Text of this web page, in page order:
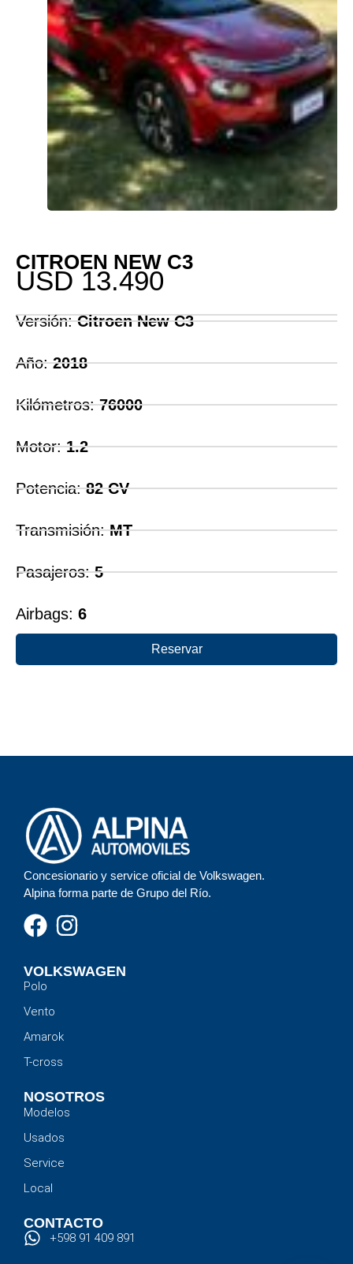
CITROEN NEW C3
USD 13.490
Versión:Citroen New C3
Año:2018
Kilómetros:76000
Motor:1.2
Potencia:82 CV
Transmisión:MT
Pasajeros:5
Airbags: 6
Reservar
Concesionario y service oficial de Volkswagen.
Alpina forma parte de Grupo del Río.
VOLKSWAGEN
Polo
Vento
Amarok
T-cross
NOSOTROS
Modelos
Usados
Service
Local
CONTACTO
+598 91 409 891